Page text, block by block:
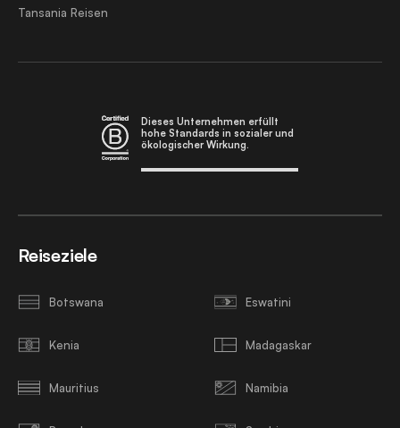
Tansania Reisen
Dieses Unternehmen erfüllt
hohe Standards in sozialer und
ökologischer Wirkung.
Reiseziele
Botswana Eswatini
Kenia Madagaskar
Mauritius Namibia